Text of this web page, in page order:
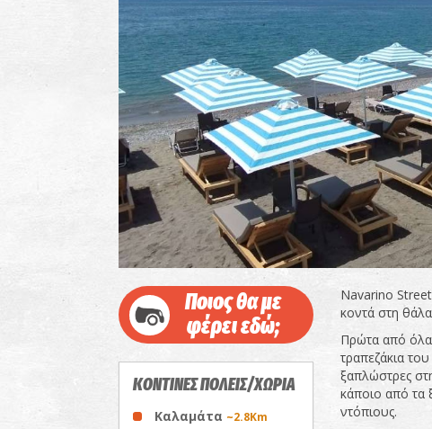
Ποιος θα με
φέρει εδώ;
ΚΟΝΤΙΝΕΣ ΠΟΛΕΙΣ/ΧΩΡΙΑ
Καλαμάτα ~2.8Km
Navarino Street
κοντά στη
Πρώτα από όλα
τραπεζάκια
ξαπλώστρες
κάποιο από τα
ντόπιους.